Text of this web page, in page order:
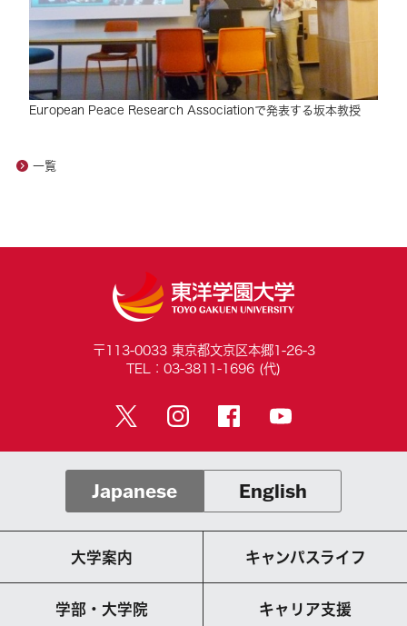
European Peace Research Associationで発表する坂本教授
一覧
〒113-0033 東京都文京区本郷1-26-3
TEL：03-3811-1696 (代)
Japanese English
大学案内 キャンパスライフ
学部・大学院 キャリア支援